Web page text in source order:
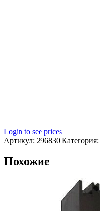
Login to see prices
Артикул: 296830 Категория:
Похожие